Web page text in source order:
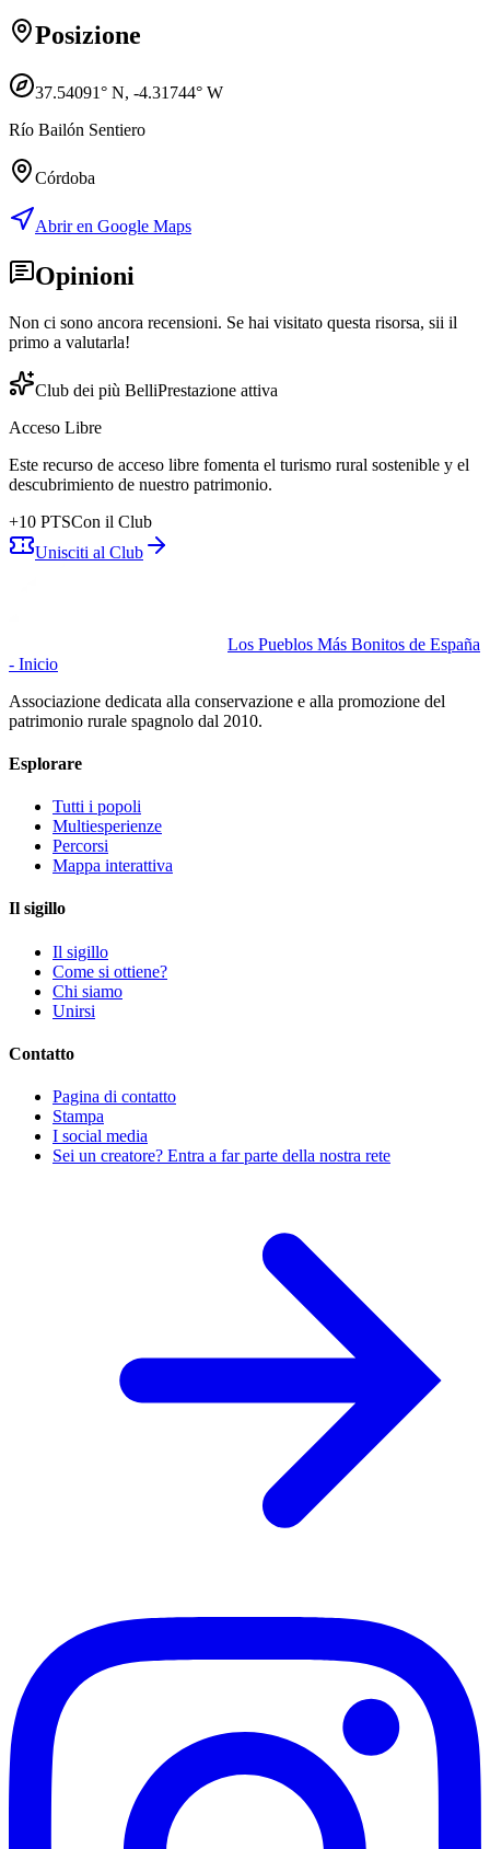
Posizione
37.54091° N, -4.31744° W
Río Bailón Sentiero
Córdoba
Abrir en Google Maps
Opinioni
Non ci sono ancora recensioni. Se hai visitato questa risorsa, sii il
primo a valutarla!
Club dei più BelliPrestazione attiva
Acceso Libre
Este recurso de acceso libre fomenta el turismo rural sostenible y el
descubrimiento de nuestro patrimonio.
+10 PTSCon il Club
Unisciti al Club
Los Pueblos Más Bonitos de España
- Inicio
Associazione dedicata alla conservazione e alla promozione del
patrimonio rurale spagnolo dal 2010.
Esplorare
Tutti i popoli
Multiesperienze
Percorsi
Mappa interattiva
Il sigillo
Il sigillo
Come si ottiene?
Chi siamo
Unirsi
Contatto
Pagina di contatto
Stampa
I social media
Sei un creatore? Entra a far parte della nostra rete